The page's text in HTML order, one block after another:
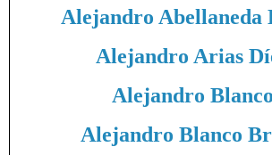
Alejandro Abellaneda
Alejandro Arias
Alejandro Blanco
Alejandro Blanco